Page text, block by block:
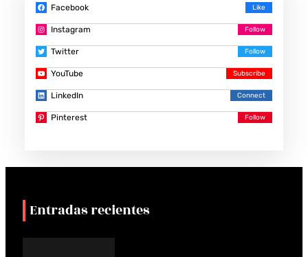
Facebook
Instagram
Twitter
YouTube
LinkedIn
Pinterest
Entradas recientes